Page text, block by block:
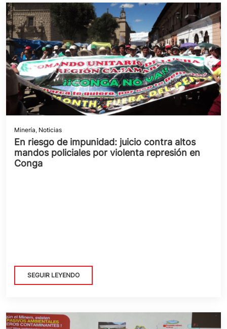
Minería, Noticias
En riesgo de impunidad: juicio contra altos
mandos policiales por violenta represión en
Conga
SEGUIR LEYENDO